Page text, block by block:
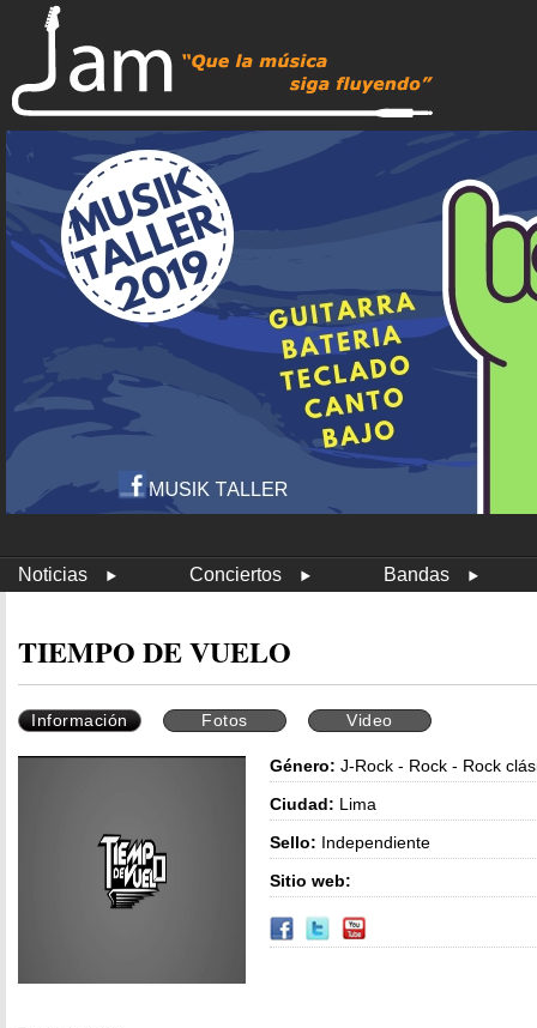
Noticias Conciertos Bandas
TIEMPO DE VUELO
Información Fotos Video
Género: J-Rock - Rock - Rock
Ciudad: Lima
Sello: Independiente
Sitio web: